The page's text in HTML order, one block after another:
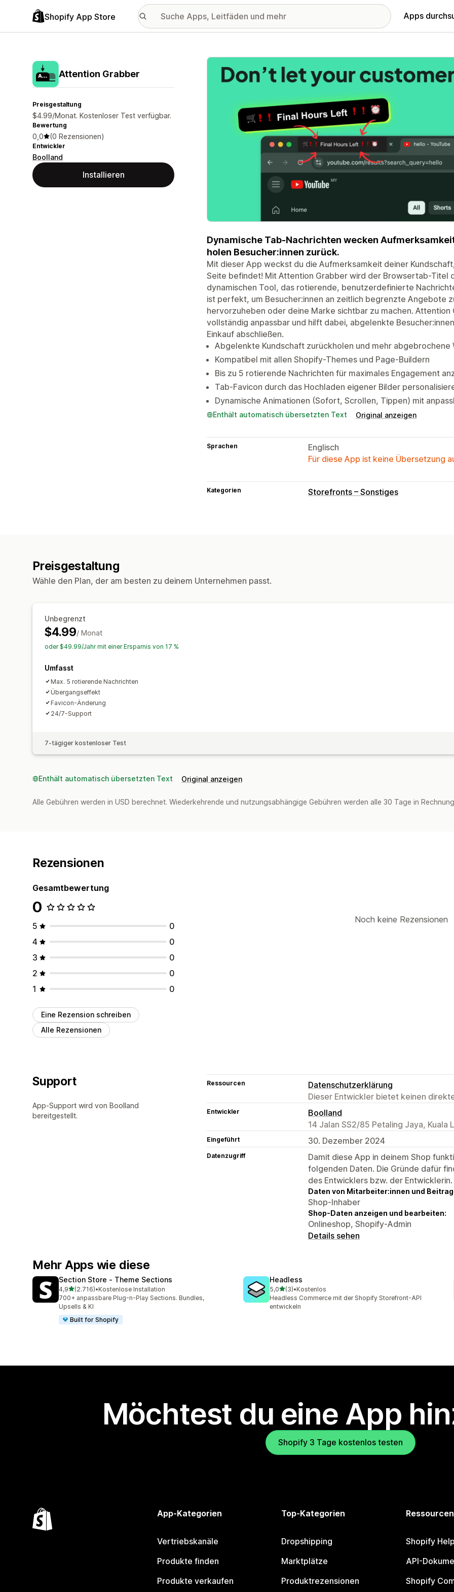
Shopify App Store Apps
Attention Grabber
Preisgestaltung
$4.99/Monat. Kostenloser Test verfügbar.
Bewertung
0,0 (0 Rezensionen)
Entwickler
Boolland
Installieren
Vorgestellte Bildergalerie
Dynamische Tab-Nachrichten wecken
holen Besucher:innen zurück.
Mit dieser App weckst du die Aufmerksamkeit deiner
Seite befindet! Mit Attention Grabber wird der Browsertab-Titel
dynamischen Tool, das rotierende, benutzerdefinierte
ist perfekt, um Besucher:innen an zeitlich begrenzte Angebote
hervorzuheben oder deine Marke sichtbar zu machen.
vollständig anpassbar und hilft dabei, abgelenkte
Einkauf abschließen.
Abgelenkte Kundschaft zurückholen und mehr
Kompatibel mit allen Shopify-Themes und Page-Buildern
Bis zu 5 rotierende Nachrichten für maximales Engagement
Tab-Favicon durch das Hochladen eigener Bilder
Dynamische Animationen (Sofort, Scrollen, Tippen) mit
Enthält automatisch übersetzten Text Original anzeigen
Sprachen
Englisch
Für diese App ist keine Übersetzung
Kategorien Storefronts – Sonstiges
Preisgestaltung
Wähle den Plan, der am besten zu deinem Unternehmen passt.
Unbegrenzt
$4.99/ Monat
oder $49.99/Jahr mit einer Ersparnis von 17 %
Umfasst
Max. 5 rotierende Nachrichten
Übergangseffekt
Favicon-Änderung
24/7-Support
7-tägiger kostenloser Test
Enthält automatisch übersetzten Text Original anzeigen
Alle Gebühren werden in USD berechnet. Wiederkehrende und nutzungsabhängige Gebühren werden alle 30 Tage in
Rezensionen
Gesamtbewertung
0
5
0
4
0
3
0
2
0
1
0
Eine Rezension schreiben
Alle Rezensionen
Noch keine Rezensionen
Support
App-Support wird von Boolland
bereitgestellt.
Ressourcen
Datenschutzerklärung
Dieser Entwickler bietet keinen
Entwickler
Boolland
14 Jalan SS2/85 Petaling Jaya, Kuala
Eingeführt 30. Dezember 2024
Datenzugriff
Damit diese App in deinem Shop
folgenden Daten. Die Gründe dafür
des Entwicklers bzw. der Entwicklerin.
Daten von Mitarbeiter:innen und
Shop-Inhaber
Shop-Daten anzeigen und bearbeiten:
Onlineshop, Shopify-Admin
Details sehen
Mehr Apps wie diese
Section Store ‑ Theme Sections
4,9von 5 Sternen
(2.716)
2716 Rezensionen insgesamt
•Kostenlose Installation
700+ anpassbare Plug-n-Play Sections. Bundles,
Upsells & KI
Built for Shopify
Headless
5,0von 5 Sternen
(3)
3 Rezensionen insgesamt
•Kostenlos
Headless Commerce mit der Shopify Storefront-API
entwickeln
Möchtest du eine App
Shopify 3 Tage kostenlos testen
App-Kategorien
Vertriebskanäle
Produkte finden
Produkte verkaufen
Top-Kategorien
Dropshipping
Marktplätze
Produktrezensionen
Ressourcen
Shopify
API-
Shopify